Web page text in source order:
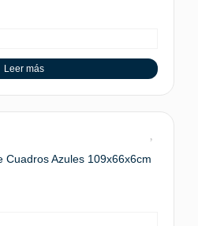
Leer más
Cuadros Azules 109x66x6cm